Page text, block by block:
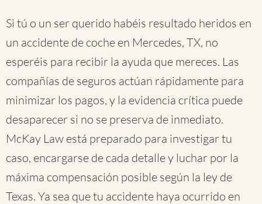
Si tú o un ser querido habéis resultado heridos en
un accidente de coche en Mercedes, TX, no
esperéis para recibir la ayuda que mereces. Las
compañías de seguros actúan rápidamente para
minimizar los pagos, y la evidencia crítica puede
desaparecer si no se preserva de inmediato.
McKay Law está preparado para investigar tu
caso, encargarse de cada detalle y luchar por la
máxima compensación posible según la ley de
Texas. Ya sea que tu accidente haya ocurrido en